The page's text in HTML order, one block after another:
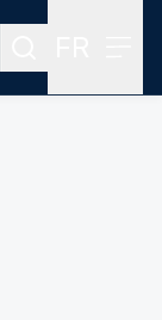
Rechercher